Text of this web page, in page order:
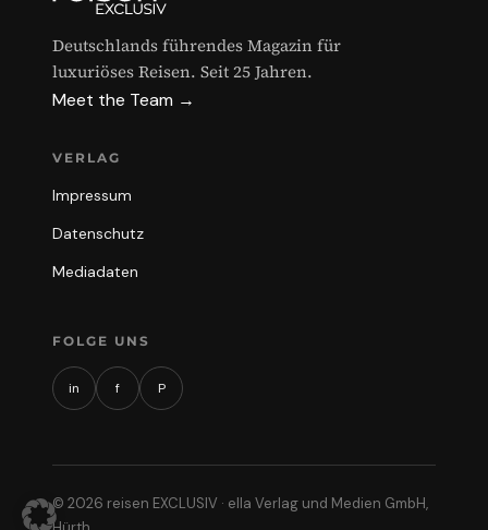
Deutschlands führendes Magazin für
luxuriöses Reisen. Seit 25 Jahren.
Meet the Team →
VERLAG
Impressum
Datenschutz
Mediadaten
FOLGE UNS
in f P
© 2026 reisen EXCLUSIV · ella Verlag und Medien GmbH,